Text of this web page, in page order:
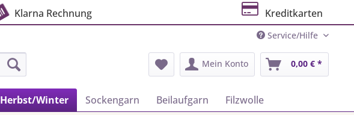
Klarna Rechnung Kreditkarten
Service/Hilfe
Mein Konto 0,00 € *
Herbst/Winter Sockengarn Beilaufgarn Filzwolle